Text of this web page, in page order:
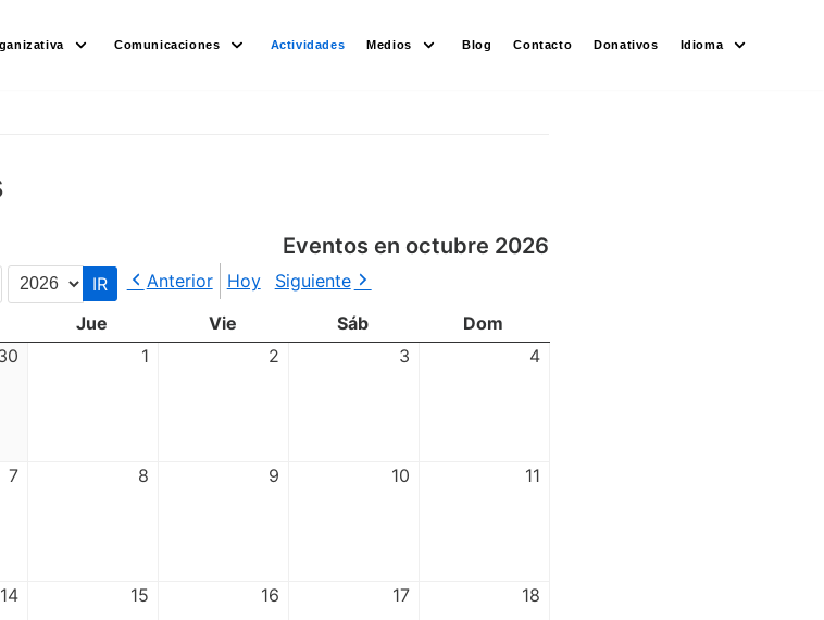
Comunicaciones Actividades Medios Blog Contacto Donativos Idioma
Eventos en octubre 2026
Anterior Hoy
Siguiente
Jue Vie Sáb
Dom
1 2 3 4
7 8 9 10 11
14 15 16 17 18